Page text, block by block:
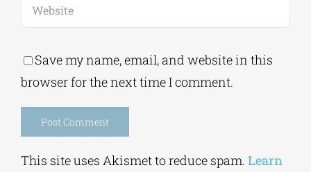
browser for the next time I comment.
Alternative:
how your comment data is processed.